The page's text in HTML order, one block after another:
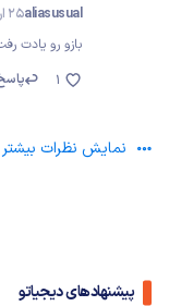
aliasusual25 اردیبهشت 1405
بازو رو یادت
1
نمایش نظرات بیشتر
پیشنهادهای دیجیاتو